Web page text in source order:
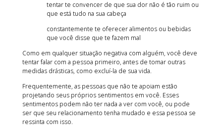
tentar te convencer de que sua dor não é tão ruim ou
que está tudo na sua cabeça
constantemente te oferecer alimentos ou bebidas
que você disse que te fazem mal
Como em qualquer situação negativa com alguém, você deve
tentar falar com a pessoa primeiro, antes de tomar outras
medidas drásticas, como excluí-la de sua vida.
Frequentemente, as pessoas que não te apoiam estão
projetando seus próprios sentimentos em você. Esses
sentimentos podem não ter nada a ver com você, ou pode
ser que seu relacionamento tenha mudado e essa pessoa se
ressinta com isso.